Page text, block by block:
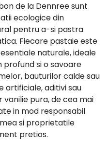
de la Dennree sunt
ecologice din
pentru a-si pastra
Fiecare pastaie este
naturale, ideale
si o savoare
bauturilor calde sau
artificiale, aditivi sau
pura, de cea mai
in mod responsabil
si proprietatile
pretios.